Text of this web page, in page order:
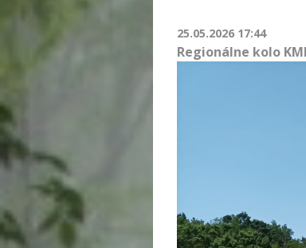
25.05.2026 17:44
Regionálne kolo